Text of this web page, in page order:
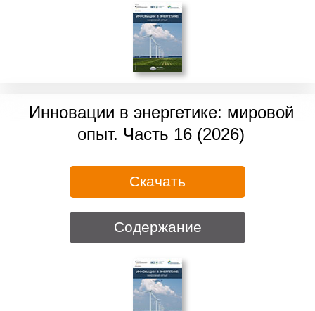
Инновации в энергетике: мировой
опыт. Часть 16 (2026)
Скачать
Содержание